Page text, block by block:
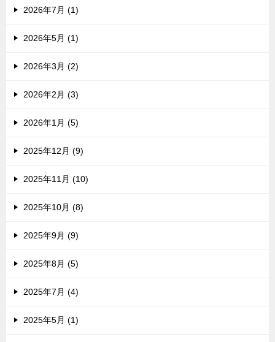
2026年7月 (1)
2026年5月 (1)
2026年3月 (2)
2026年2月 (3)
2026年1月 (5)
2025年12月 (9)
2025年11月 (10)
2025年10月 (8)
2025年9月 (9)
2025年8月 (5)
2025年7月 (4)
2025年5月 (1)